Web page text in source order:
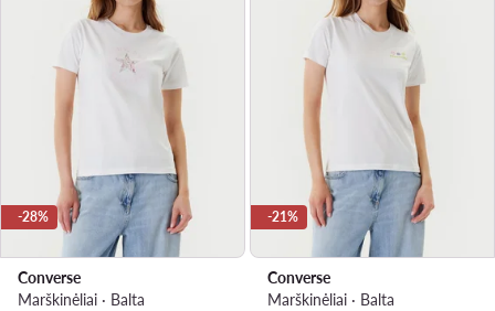
-28%
Converse
Marškinėliai · Balta
-21%
Converse
Marškinėliai · Balta